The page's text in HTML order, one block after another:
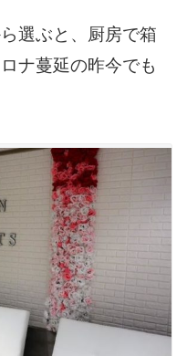
選ぶと、厨房で箱
ナ蔓延の昨今でも